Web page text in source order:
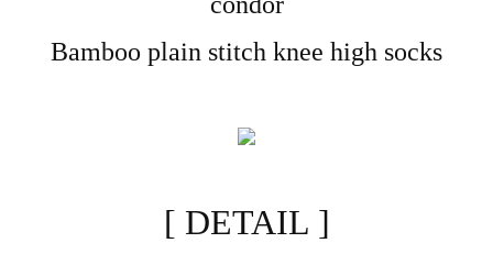
Bamboo plain stitch knee high socks
[ DETAIL ]